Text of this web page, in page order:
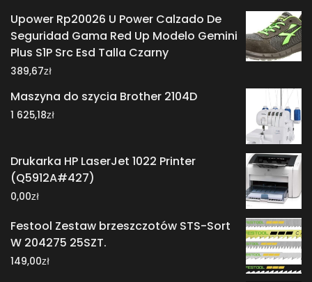
Upower Rp20026 U Power Calzado De
Seguridad Gama Red Up Modelo Gemini
Plus S1P Src Esd Talla Czarny
389,67zł
Maszyna do szycia Brother 2104D
1 625,18zł
Drukarka HP LaserJet 1022 Printer
(Q5912A#427)
0,00zł
Festool Zestaw brzeszczotów STS-Sort
W 204275 25SZT.
149,00zł